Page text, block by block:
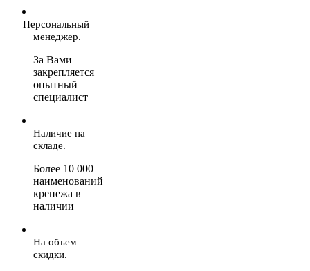
Персональный
менеджер.
За Вами
закрепляется
опытный
специалист
Наличие на
складе.
Более 10 000
наименований
крепежа в
наличии
На объем
скидки.